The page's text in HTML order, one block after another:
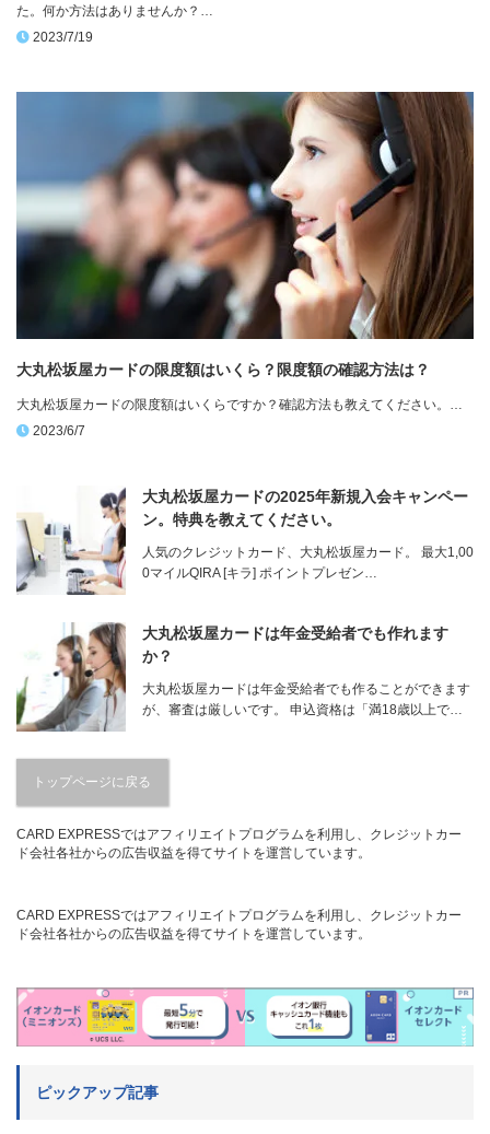
た。何か方法はありませんか？…
2023/7/19
大丸松坂屋カードの限度額はいくら？限度額の確認方法は？
大丸松坂屋カードの限度額はいくらですか？確認方法も教えてください。…
2023/6/7
大丸松坂屋カードの2025年新規入会キャンペー
ン。特典を教えてください。
人気のクレジットカード、大丸松坂屋カード。 最大1,00
0マイルQIRA [キラ] ポイントプレゼン…
大丸松坂屋カードは年金受給者でも作れます
か？
大丸松坂屋カードは年金受給者でも作ることができます
が、審査は厳しいです。 申込資格は「満18歳以上で…
トップページに戻る
CARD EXPRESSではアフィリエイトプログラムを利用し、クレジットカー
ド会社各社からの広告収益を得てサイトを運営しています。
CARD EXPRESSではアフィリエイトプログラムを利用し、クレジットカー
ド会社各社からの広告収益を得てサイトを運営しています。
ピックアップ記事